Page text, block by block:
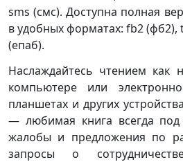
sms (смс). Доступна полная
в удобных форматах: fb2 (фб2),
(епаб).
Наслаждайтесь чтением как
компьютере или
планшетах и других
— любимая книга всегда
жалобы и предложения по
запросы о